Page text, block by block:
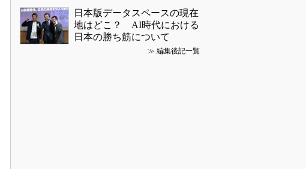
日本版データスペースの現在
地はどこ？ AI時代における
日本の勝ち筋について
≫ 編集後記一覧